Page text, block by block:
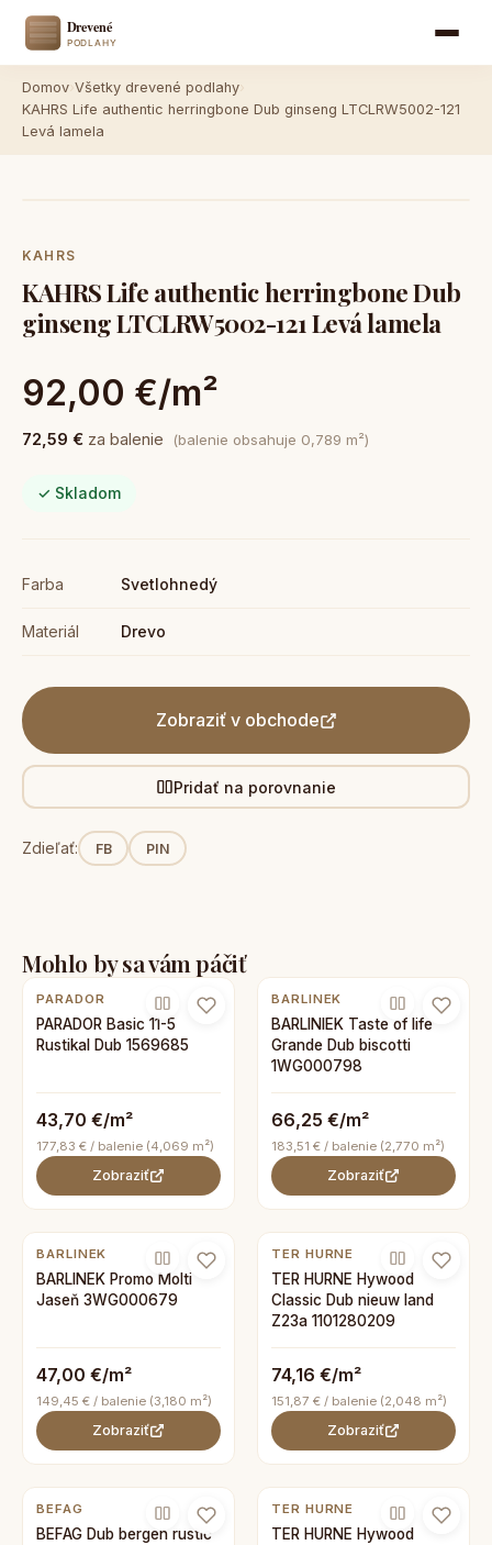
Domov Všetky drevené podlahy
KAHRS Life authentic herringbone Dub ginseng LTCLRW5002-121
Levá lamela
KAHRS
KAHRS Life authentic herringbone Dub
ginseng LTCLRW5002-121 Levá lamela
92,00 €/m²
72,59 € za balenie (balenie obsahuje 0,789 m²)
✓ Skladom
Farba Svetlohnedý
Materiál Drevo
Zobraziť v obchode
Pridať na porovnanie
Zdieľať: FB PIN
Mohlo by sa vám páčiť
PARADOR
PARADOR Basic 11-5
Rustikal Dub 1569685
43,70 €/m²
177,83 € / balenie (4,069 m²)
Zobraziť
BARLINEK
BARLINIEK Taste of life
Grande Dub biscotti
1WG000798
66,25 €/m²
183,51 € / balenie (2,770 m²)
Zobraziť
BARLINEK
BARLINEK Promo Molti
Jaseň 3WG000679
47,00 €/m²
149,45 € / balenie (3,180 m²)
Zobraziť
TER HURNE
TER HURNE Hywood
Classic Dub nieuw land
Z23a 1101280209
74,16 €/m²
151,87 € / balenie (2,048 m²)
Zobraziť
BEFAG
BEFAG Dub bergen rustic
TER HURNE
TER HURNE Hywood